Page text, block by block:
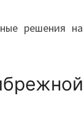
решения на